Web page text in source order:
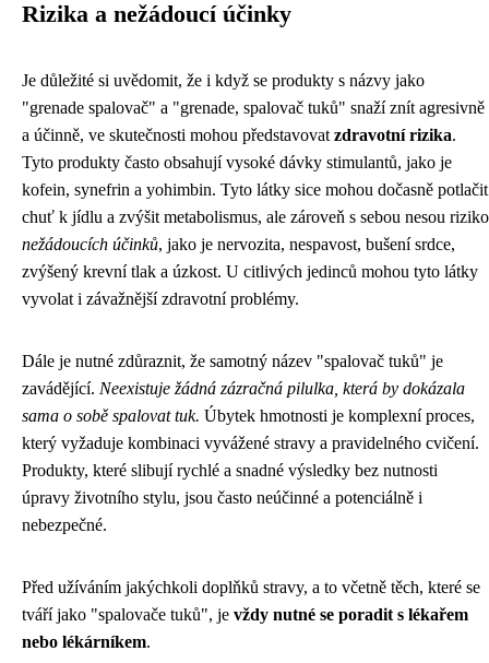
Rizika a nežádoucí účinky
Je důležité si uvědomit, že i když se produkty s názvy jako
"grenade spalovač" a "grenade, spalovač tuků" snaží znít agresivně
a účinně, ve skutečnosti mohou představovat zdravotní rizika.
Tyto produkty často obsahují vysoké dávky stimulantů, jako je
kofein, synefrin a yohimbin. Tyto látky sice mohou dočasně potlačit
chuť k jídlu a zvýšit metabolismus, ale zároveň s sebou nesou riziko
nežádoucích účinků, jako je nervozita, nespavost, bušení srdce,
zvýšený krevní tlak a úzkost. U citlivých jedinců mohou tyto látky
vyvolat i závažnější zdravotní problémy.
Dále je nutné zdůraznit, že samotný název "spalovač tuků" je
zavádějící. Neexistuje žádná zázračná pilulka, která by dokázala
sama o sobě spalovat tuk. Úbytek hmotnosti je komplexní proces,
který vyžaduje kombinaci vyvážené stravy a pravidelného cvičení.
Produkty, které slibují rychlé a snadné výsledky bez nutnosti
úpravy životního stylu, jsou často neúčinné a potenciálně i
nebezpečné.
Před užíváním jakýchkoli doplňků stravy, a to včetně těch, které se
tváří jako "spalovače tuků", je vždy nutné se poradit s lékařem
nebo lékárníkem.